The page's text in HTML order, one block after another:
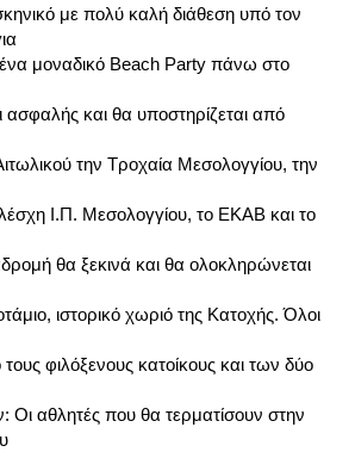
με πολύ καλή διάθεση υπό τον
μοναδικό Beach Party πάνω στο
ασφαλής και θα υποστηρίζεται από
την Τροχαία Μεσολογγίου, την
Ι.Π. Μεσολογγίου, το ΕΚΑΒ και το
θα ξεκινά και θα ολοκληρώνεται
ιστορικό χωριό της Κατοχής. Όλοι
φιλόξενους κατοίκους και των δύο
αθλητές που θα τερματίσουν στην